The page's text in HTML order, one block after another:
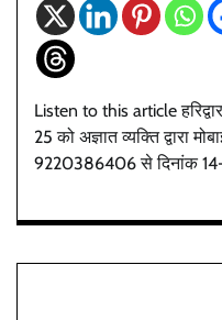
Listen to this article
25 को अज्ञात व्यक्ति द्वारा
9220386406 से दिनांक